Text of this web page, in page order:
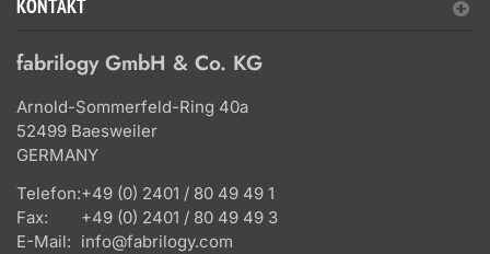
KONTAKT
fabrilogy GmbH & Co. KG
Arnold-Sommerfeld-Ring 40a
52499 Baesweiler
GERMANY
Telefon:+49 (0) 2401 / 80 49 49 1
Fax:
+49 (0) 2401 / 80 49 49 3
E-Mail: info@fabrilogy.com